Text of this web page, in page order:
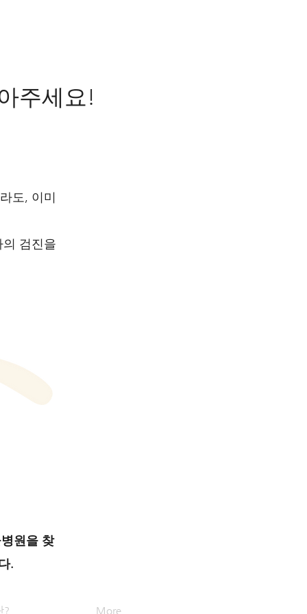
주세요!
도, 이미
검진을
원을 찾
.
? More